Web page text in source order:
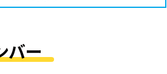
バー